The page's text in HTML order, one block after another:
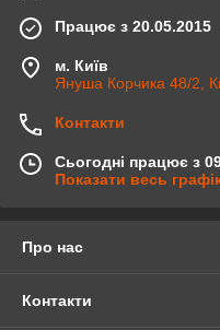
Працює з 20.05.2015
м. Київ
Януша Корчика 48/2,
Контакти
Сьогодні працює з
Показати весь
Про нас
Контакти